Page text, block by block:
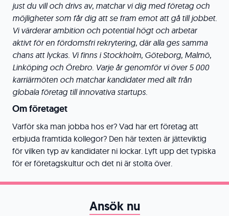
just du vill och drivs av, matchar vi dig med företag och
möjligheter som får dig att se fram emot att gå till jobbet.
Vi värderar ambition och potential högt och arbetar
aktivt för en fördomsfri rekrytering, där alla ges samma
chans att lyckas. Vi finns i Stockholm, Göteborg, Malmö,
Linköping och Örebro. Varje år genomför vi över 5 000
karriärmöten och matchar kandidater med allt från
globala företag till innovativa startups.
Om företaget
Varför ska man jobba hos er? Vad har ert företag att
erbjuda framtida kollegor? Den här texten är jätteviktig
för vilken typ av kandidater ni lockar. Lyft upp det typiska
för er företagskultur och det ni är stolta över.
Ansök nu